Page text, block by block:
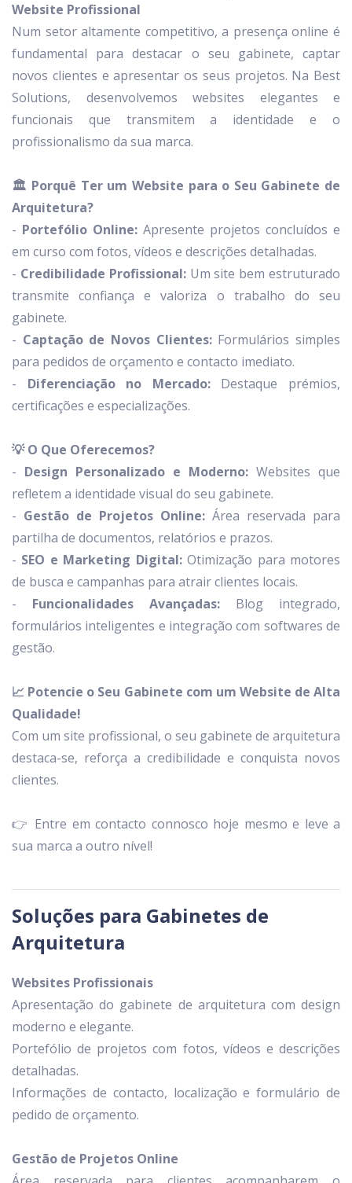
Website Profissional
Num setor altamente competitivo, a presença online é
fundamental para destacar o seu gabinete, captar
novos clientes e apresentar os seus projetos. Na Best
Solutions, desenvolvemos websites elegantes e
funcionais que transmitem a identidade e o
profissionalismo da sua marca.
🏛️ Porquê Ter um Website para o Seu Gabinete de
Arquitetura?
- Portefólio Online: Apresente projetos concluídos e
em curso com fotos, vídeos e descrições detalhadas.
- Credibilidade Profissional:Um site bem estruturado
transmite confiança e valoriza o trabalho do seu
gabinete.
- Captação de Novos Clientes:Formulários simples
para pedidos de orçamento e contacto imediato.
- Diferenciação no Mercado:Destaque prémios,
certificações e especializações.
💡 O Que Oferecemos?
- Design Personalizado e Moderno: Websites que
refletem a identidade visual do seu gabinete.
- Gestão de Projetos Online: Área reservada para
partilha de documentos, relatórios e prazos.
- SEO e Marketing Digital:Otimização para motores
de busca e campanhas para atrair clientes locais.
- Funcionalidades Avançadas: Blog integrado,
formulários inteligentes e integração com softwares de
gestão.
📈 Potencie o Seu Gabinete com um Website de Alta
Qualidade!
Com um site profissional, o seu gabinete de arquitetura
destaca-se, reforça a credibilidade e conquista novos
clientes.
👉 Entre em contacto connosco hoje mesmo e leve a
sua marca a outro nível!
Soluções para Gabinetes de
Arquitetura
Websites Profissionais
Apresentação do gabinete de arquitetura com design
moderno e elegante.
Portefólio de projetos com fotos, vídeos e descrições
detalhadas.
Informações de contacto, localização e formulário de
pedido de orçamento.
Gestão de Projetos Online